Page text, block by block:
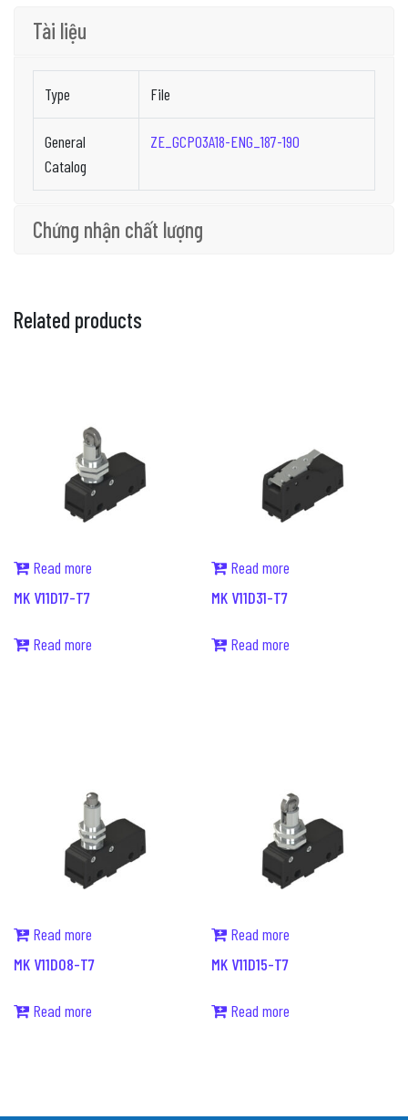
Tài liệu
Type File
General
Catalog
ZE_GCP03A18-ENG_187-190
Chứng nhận chất lượng
Related products
Read more
MK V11D17-T7
Read more
Read more
MK V11D31-T7
Read more
Read more
MK V11D08-T7
Read more
Read more
MK V11D15-T7
Read more